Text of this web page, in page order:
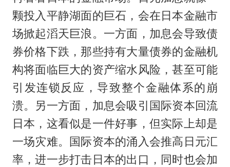
颗投入平静湖面的巨石，会在日本金融市
场掀起滔天巨浪。一方面，加息会导致债
券价格下跌，那些持有大量债券的金融机
构将面临巨大的资产缩水风险，甚至可能
引发连锁反应，导致整个金融体系的崩
溃。另一方面，加息会吸引国际资本回流
日本，这看似是一件好事，但实际上却是
一场灾难。国际资本的涌入会推高日元汇
率，进一步打击日本的出口，同时也会加